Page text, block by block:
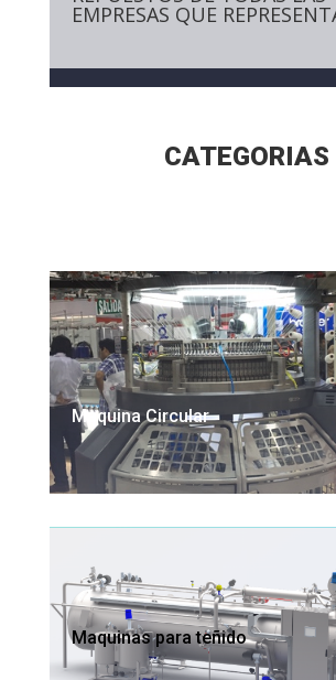
EMPRESAS QUE
CATEGORIAS
Maquina Circular
Maquinas para teñido